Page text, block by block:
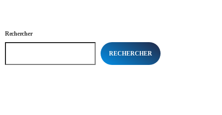
Rechercher
RECHERCHER